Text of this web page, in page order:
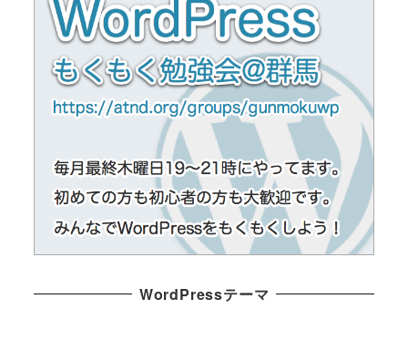
WordPressテーマ